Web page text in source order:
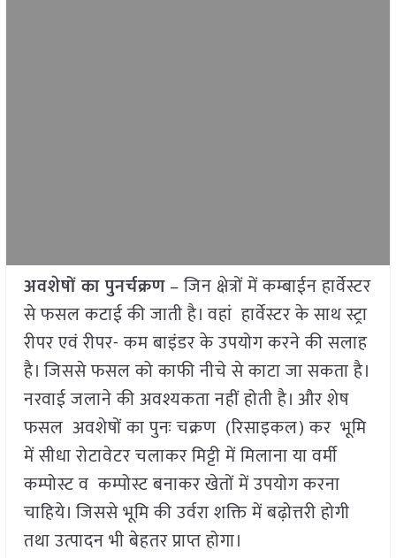
अवशेषों का पुनर्चक्रण– जिन क्षेत्रों में कम्बाईन हार्वेस्टर
से फसल कटाई की जाती है। वहां हार्वेस्टर के साथ स्ट्रा
रीपर एवं रीपर- कम बाइंडर के उपयोग करने की सलाह
है। जिससे फसल को काफी नीचे से काटा जा सकता है।
नरवाई जलाने की अवश्यकता नहीं होती है। और शेष
फसल अवशेषों का पुनः चक्रण (रिसाइकल) कर भूमि
में सीधा रोटावेटर चलाकर मिट्टी में मिलाना या वर्मी
कम्पोस्ट व कम्पोस्ट बनाकर खेतों में उपयोग करना
चाहिये। जिससे भूमि की उर्वरा शक्ति में बढ़ोत्तरी होगी
तथा उत्पादन भी बेहतर प्राप्त होगा।